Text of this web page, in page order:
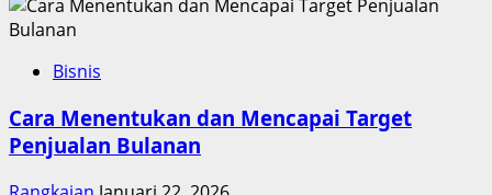
Bisnis
Cara Menentukan dan Mencapai Target
Penjualan Bulanan